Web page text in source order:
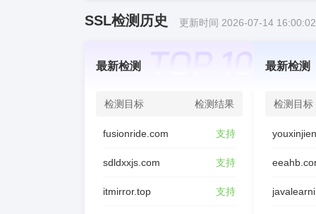
SSL检测历史 更新时间 2026-07-14 16:00:02
最新检测
检测目标 检测结果
fusionride.com 支持
sdldxxjs.com 支持
itmirror.top 支持
最新检测
检测目标